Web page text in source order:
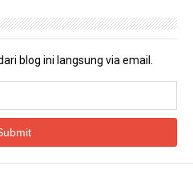
blog ini langsung via email.